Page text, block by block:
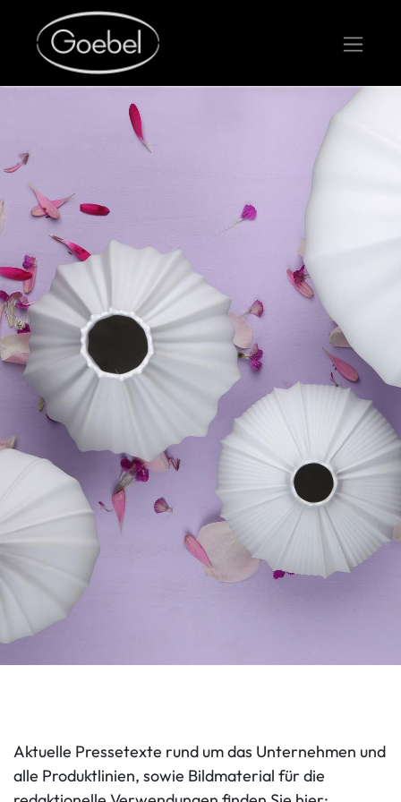
Aktuelle Pressetexte rund um das Unternehmen und
alle Produktlinien, sowie Bildmaterial für die